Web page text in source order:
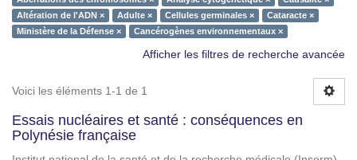
Altération de l'ADN ×
Adulte × Cellules germinales ×
Cataracte ×
Ministère de la Défense ×
Cancérogènes environnementaux ×
Afficher les filtres de recherche avancée
Voici les éléments 1-1 de 1
Essais nucléaires et santé : conséquences en
Polynésie française